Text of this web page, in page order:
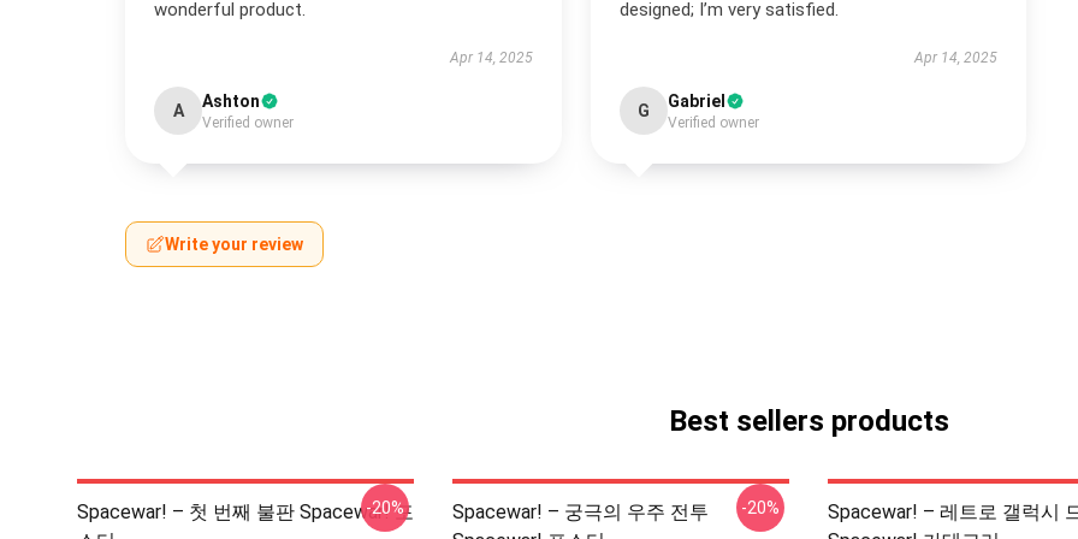
wonderful product.
Apr 14, 2025
A Ashton
Verified owner
designed; I’m very satisfied.
Apr 14, 2025
G Gabriel
Verified owner
Write your review
Best sellers products
Spacewar! – 첫 번째 불판 Spacewar! 포
-20%
Spacewar! – 궁극의 우주 전투
-20%
Spacewar! – 레트로 갤럭시